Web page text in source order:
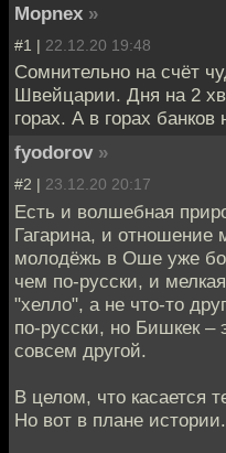
Mоpnex »
#1 | 22.12.20 19:48
Сомнительно на счёт
Швейцарии. Дня на 2
горах. А в горах банков
fyodorov »
#2 | 23.12.20 20:17
Есть и волшебная
Гагарина, и отношение
молодёжь в Оше уже
чем по-русски, и
"хелло", а не что-то
по-русски, но Бишкек –
совсем другой.
В целом, что касается
Но вот в плане